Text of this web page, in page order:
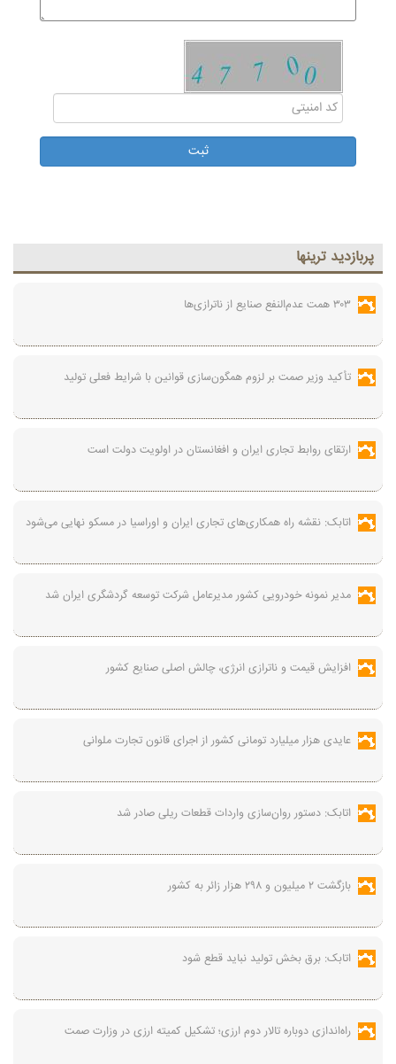
پربازديد ترينها
۳۰۳ همت عدم‌النفع صنایع از ناترازی‌ها
تأکید وزیر صمت بر لزوم همگون‌سازی قوانین با شرایط فعلی تولید
ارتقای روابط تجاری ایران و افغانستان در اولویت دولت است
اتابک: نقشه راه همکاری‌های تجاری ایران و اوراسیا در مسکو نهایی می‌شود
مدیر نمونه خودرویی کشور مدیرعامل شرکت توسعه گردشگری ایران شد
افزایش قیمت و ناترازی انرژی، چالش اصلی صنایع کشور
عایدی هزار میلیارد تومانی کشور از اجرای قانون تجارت ملوانی
اتابک: دستور روان‌سازی واردات قطعات ریلی صادر شد
بازگشت ۲ میلیون و ۲۹۸ هزار زائر به کشور
اتابک: برق بخش تولید نباید قطع شود
راه‌اندازی دوباره تالار دوم ارزی؛ تشکیل کمیته ارزی در وزارت صمت